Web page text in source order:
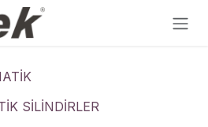
SİLİNDİRLER